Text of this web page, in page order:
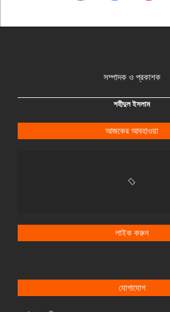
সম্পাদক ও প্রকাশক
শহীদুল ইসলাম
আজকের আবহাওয়া
লাইক করুন
যোগাযোগ